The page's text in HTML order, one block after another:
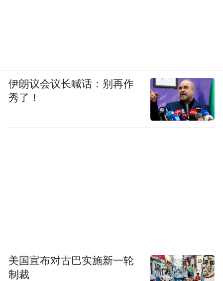
伊朗议会议长喊话：别再作
秀了！
美国宣布对古巴实施新一轮
制裁